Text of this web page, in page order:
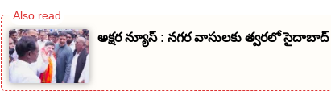
అక్షర న్యూస్ : నగర వాసులకు త్వరలో సైదాబాద్